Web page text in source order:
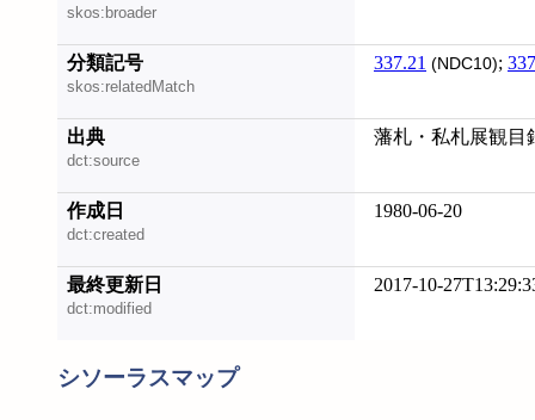
skos:broader
分類記号
skos:relatedMatch
337.21 (NDC10);
出典
dct:source
藩札・私札展観目
作成日
dct:created
1980-06-20
最終更新日
dct:modified
2017-10-
シソーラスマップ